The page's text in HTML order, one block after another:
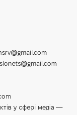
у сфері медіа —